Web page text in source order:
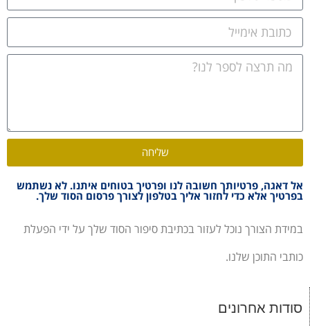
שליחה
אל דאגה, פרטיותך חשובה לנו ופרטיך בטוחים איתנו. לא נשתמש
בפרטיך אלא כדי לחזור אליך בטלפון לצורך פרסום הסוד שלך.
במידת הצורך נוכל לעזור בכתיבת סיפור הסוד שלך על ידי הפעלת
כותבי התוכן שלנו.
סודות אחרונים